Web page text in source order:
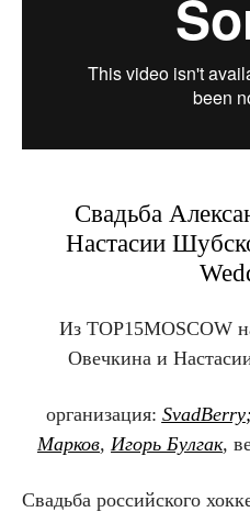
Свадьба
Настасии
Из TOP15MOSCOW
Овечкина и
организация: SvadBerry;
Марков, Игорь Булгак,
Свадьба российского